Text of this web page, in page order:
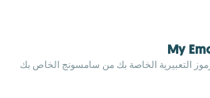
My
التعبيرية الخاصة بك من سامسونج الخاص بك